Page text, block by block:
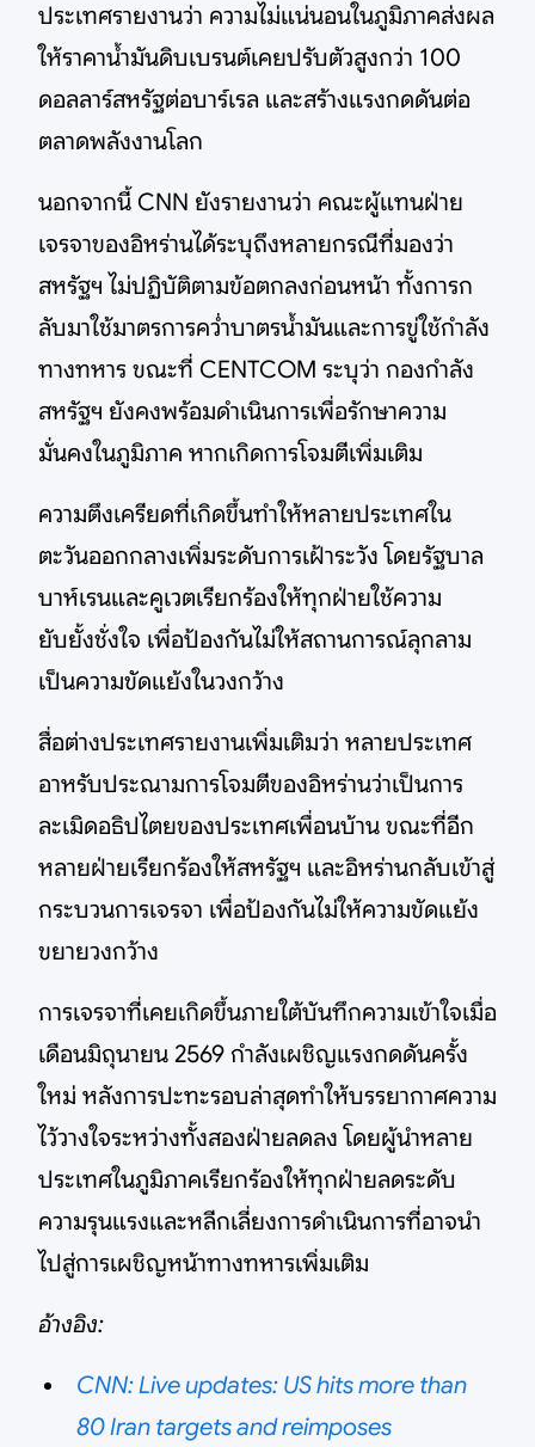
ประเทศรายงานว่า ความไม่แน่นอนในภูมิภาคส่งผล
ให้ราคาน้ำมันดิบเบรนต์เคยปรับตัวสูงกว่า 100
ดอลลาร์สหรัฐต่อบาร์เรล และสร้างแรงกดดันต่อ
ตลาดพลังงานโลก
นอกจากนี้ CNN ยังรายงานว่า คณะผู้แทนฝ่าย
เจรจาของอิหร่านได้ระบุถึงหลายกรณีที่มองว่า
สหรัฐฯ ไม่ปฏิบัติตามข้อตกลงก่อนหน้า ทั้งการก
ลับมาใช้มาตรการคว่ำบาตรน้ำมันและการขู่ใช้กำลัง
ทางทหาร ขณะที่ CENTCOM ระบุว่า กองกำลัง
สหรัฐฯ ยังคงพร้อมดำเนินการเพื่อรักษาความ
มั่นคงในภูมิภาค หากเกิดการโจมตีเพิ่มเติม
ความตึงเครียดที่เกิดขึ้นทำให้หลายประเทศใน
ตะวันออกกลางเพิ่มระดับการเฝ้าระวัง โดยรัฐบาล
บาห์เรนและคูเวตเรียกร้องให้ทุกฝ่ายใช้ความ
ยับยั้งชั่งใจ เพื่อป้องกันไม่ให้สถานการณ์ลุกลาม
เป็นความขัดแย้งในวงกว้าง
สื่อต่างประเทศรายงานเพิ่มเติมว่า หลายประเทศ
อาหรับประณามการโจมตีของอิหร่านว่าเป็นการ
ละเมิดอธิปไตยของประเทศเพื่อนบ้าน ขณะที่อีก
หลายฝ่ายเรียกร้องให้สหรัฐฯ และอิหร่านกลับเข้าสู่
กระบวนการเจรจา เพื่อป้องกันไม่ให้ความขัดแย้ง
ขยายวงกว้าง
การเจรจาที่เคยเกิดขึ้นภายใต้บันทึกความเข้าใจเมื่อ
เดือนมิถุนายน 2569 กำลังเผชิญแรงกดดันครั้ง
ใหม่ หลังการปะทะรอบล่าสุดทำให้บรรยากาศความ
ไว้วางใจระหว่างทั้งสองฝ่ายลดลง โดยผู้นำหลาย
ประเทศในภูมิภาคเรียกร้องให้ทุกฝ่ายลดระดับ
ความรุนแรงและหลีกเลี่ยงการดำเนินการที่อาจนำ
ไปสู่การเผชิญหน้าทางทหารเพิ่มเติม
อ้างอิง:
CNN: Live updates: US hits more than
80 Iran targets and reimposes